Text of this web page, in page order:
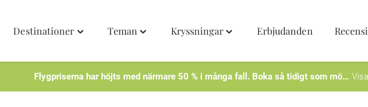
Destinationer Teman
Toggle
Kryssningar Erbjudanden
Flygpriserna har höjts med närmare 50 % i många fall. Boka så tidigt som mö